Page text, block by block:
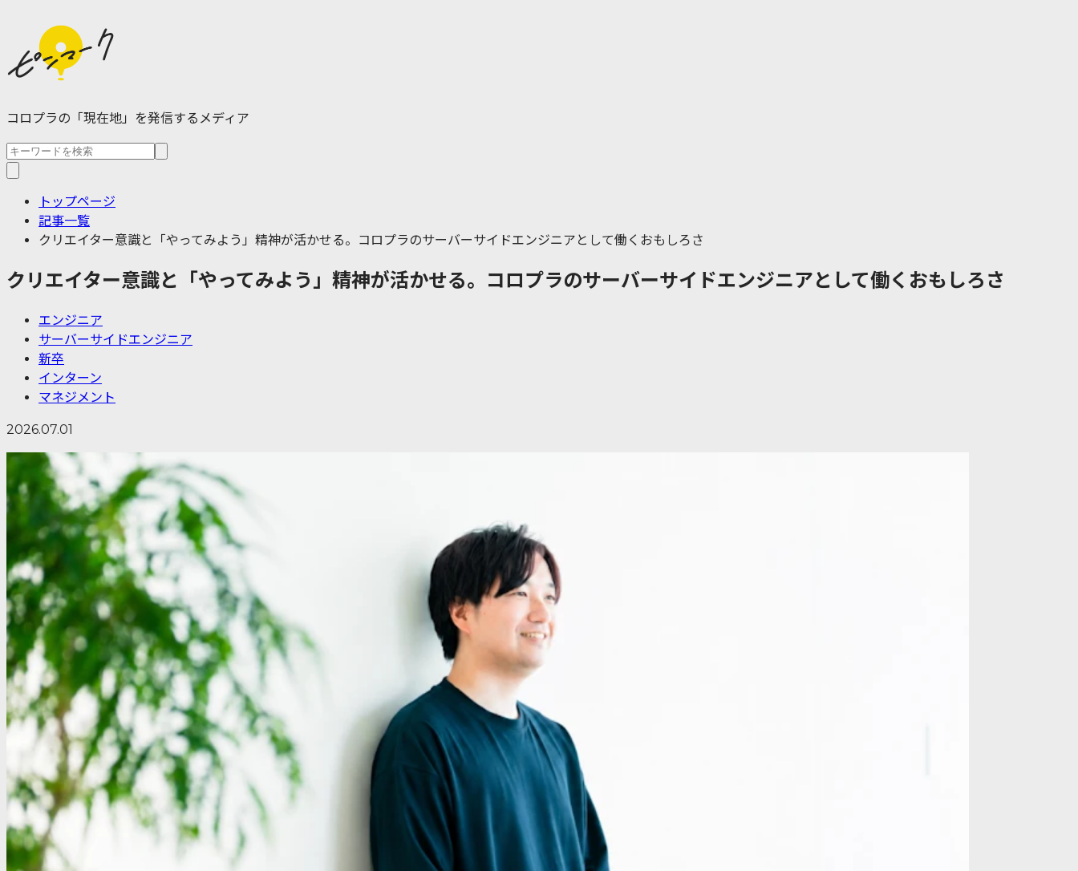
コロプラの「現在地」を発信するメディア
トップページ
記事一覧
クリエイター意識と「やってみよう」精神が活かせる。コロプラのサーバーサイドエンジニアとして働くおもしろさ
クリエイター意識と「やってみよう」精神が活かせる。コロプラのサーバーサイドエンジニアとして働くおもしろさ
エンジニア
サーバーサイドエンジニア
新卒
インターン
マネジメント
2026.07.01